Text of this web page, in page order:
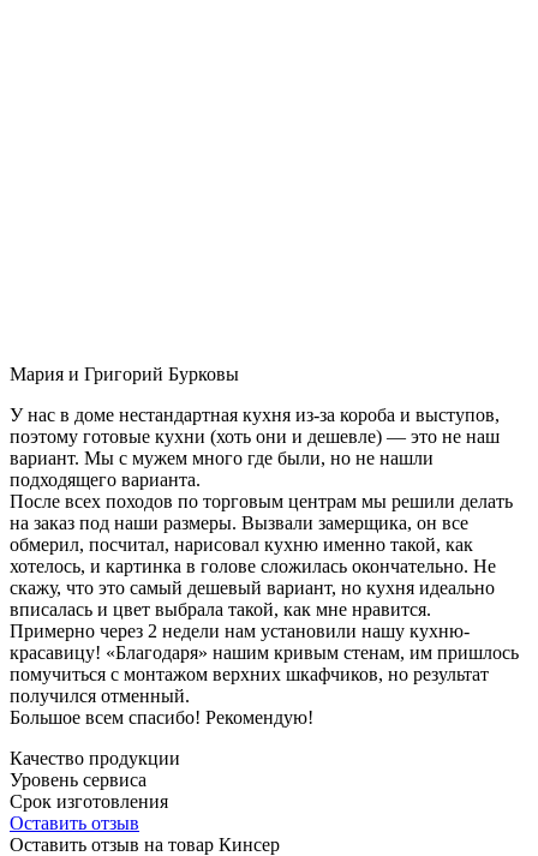
Мария и Григорий Бурковы
У нас в доме нестандартная кухня из-за короба и выступов,
поэтому готовые кухни (хоть они и дешевле) — это не наш
вариант. Мы с мужем много где были, но не нашли
подходящего варианта.
После всех походов по торговым центрам мы решили делать
на заказ под наши размеры. Вызвали замерщика, он все
обмерил, посчитал, нарисовал кухню именно такой, как
хотелось, и картинка в голове сложилась окончательно. Не
скажу, что это самый дешевый вариант, но кухня идеально
вписалась и цвет выбрала такой, как мне нравится.
Примерно через 2 недели нам установили нашу кухню-
красавицу! «Благодаря» нашим кривым стенам, им пришлось
помучиться с монтажом верхних шкафчиков, но результат
получился отменный.
Большое всем спасибо! Рекомендую!
Качество продукции
Уровень сервиса
Срок изготовления
Оставить отзыв
Оставить отзыв на товар Кинсер